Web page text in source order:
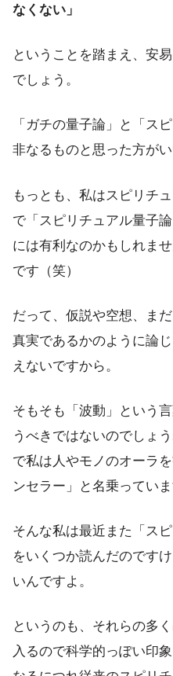
なくない」
ということを踏まえ、安
でしょう。
「ガチの量子論」と「ス
非なるものと思った方がい
もっとも、私はスピリチ
で「スピリチュアル量子
には有利なのかもしれま
です（笑）
だって、仮説や空想、ま
真実であるかのように論
えないですから。
そもそも「波動」という
うべきではないのでしょ
で私は人やモノのオーラ
ンセラー」と名乗っていま
そんな私は最近また「ス
をいくつか読んだのです
いんですよ。
というのも、それらの多
入るので科学的っぽい印